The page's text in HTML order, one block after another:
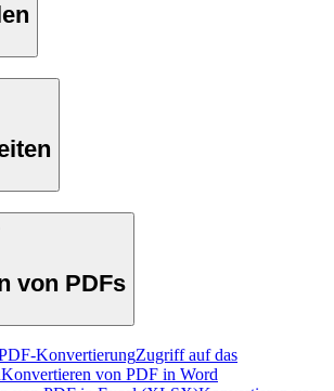
von PDFs
KonvertierungZugriff auf das
Konvertieren von PDF in Word